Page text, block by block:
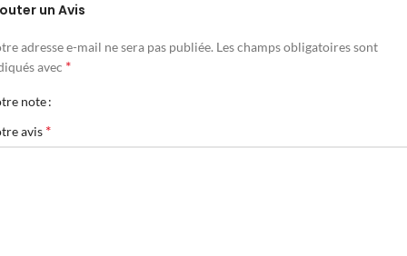
un Avis
adresse e-mail ne sera pas publiée. Les champs obligatoires sont
avec *
note
avis *